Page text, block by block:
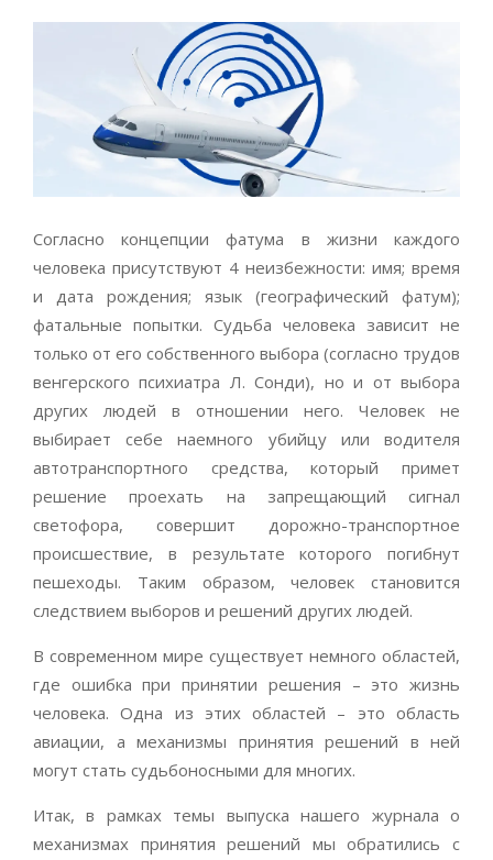
Согласно концепции фатума в жизни каждого
человека присутствуют 4 неизбежности: имя; время
и дата рождения; язык (географический фатум);
фатальные попытки. Судьба человека зависит не
только от его собственного выбора (согласно трудов
венгерского психиатра Л. Сонди), но и от выбора
других людей в отношении него. Человек не
выбирает себе наемного убийцу или водителя
автотранспортного средства, который примет
решение проехать на запрещающий сигнал
светофора, совершит дорожно-транспортное
происшествие, в результате которого погибнут
пешеходы. Таким образом, человек становится
следствием выборов и решений других людей.
В современном мире существует немного областей,
где ошибка при принятии решения – это жизнь
человека. Одна из этих областей – это область
авиации, а механизмы принятия решений в ней
могут стать судьбоносными для многих.
Итак, в рамках темы выпуска нашего журнала о
механизмах принятия решений мы обратились с